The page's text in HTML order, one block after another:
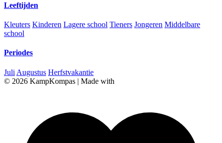
Leeftijden
Kleuters Kinderen Lagere school Tieners Jongeren Middelbare
school
Periodes
Juli Augustus Herfstvakantie
© 2026 KampKompas | Made with